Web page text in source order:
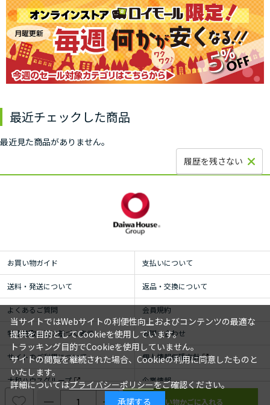
最近チェックした商品
最近見た商品がありません。
履歴を残さない
お買い物ガイド 支払いについて
送料・発送について 返品・交換について
よくあるご質問 会員規約
特定商取引法に基づく表示 お問い合わせ
サイトのご利用について 個人情報保護方針
大和ハウスグループ 企業情報
当サイトではWebサイトの利便性向上およびコンテンツの最適な
提供を目的としてCookieを使用しています。
トラッキング目的でCookieを使用していません。
サイトの閲覧を継続された場合、Cookieの利用に同意したものと
いたします。
詳細についてはプライバシーポリシーをご確認ください。
承諾する